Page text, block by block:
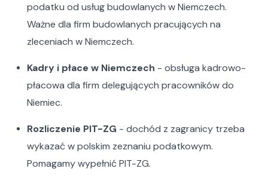
podatku od usług budowlanych w Niemczech.
Ważne dla firm budowlanych pracujących na
zleceniach w Niemczech.
Kadry i płace w Niemczech - obsługa kadrowo-
płacowa dla firm delegujących pracowników do
Niemiec.
Rozliczenie PIT-ZG - dochód z zagranicy trzeba
wykazać w polskim zeznaniu podatkowym.
Pomagamy wypełnić PIT-ZG.